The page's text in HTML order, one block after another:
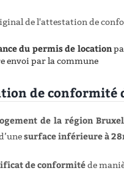
de l'attestation de
du permis de location
envoi par la commune
de conformité
de la région
surface inférieure à
de conformitéde